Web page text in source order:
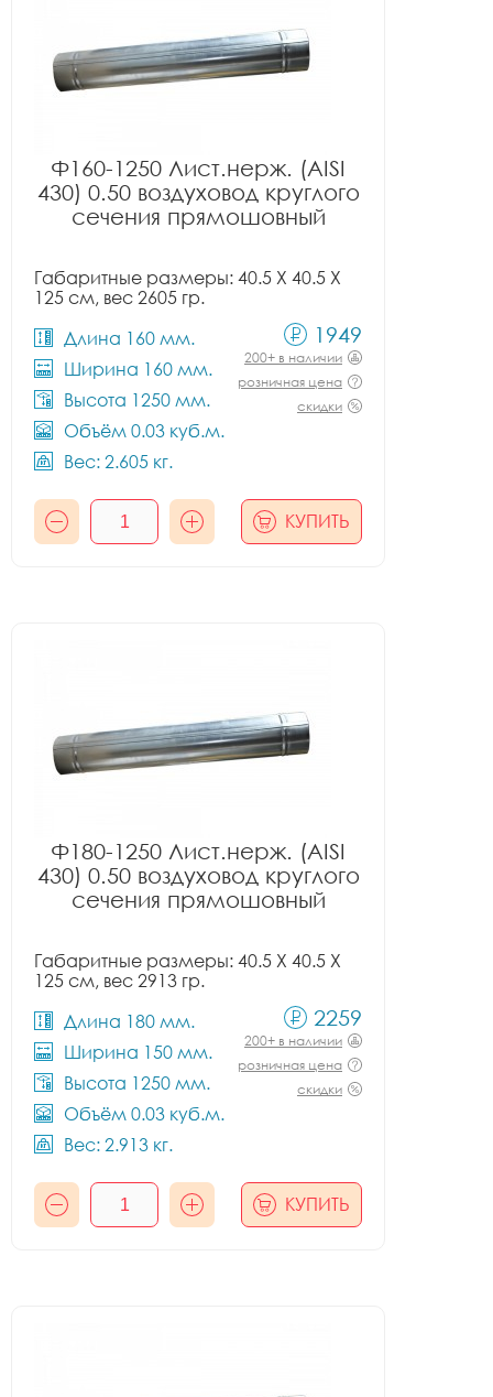
Ф160-1250 Лист.нерж. (AISI
430) 0.50 воздуховод круглого
сечения прямошовный
Габаритные размеры: 40.5 X 40.5 X
125 см, вес 2605 гр.
Длина 160 мм.
Ширина 160 мм.
Высота 1250 мм.
Объём 0.03 куб.м.
Вес: 2.605 кг.
1949
200+ в наличии
розничная цена
скидки
КУПИТЬ
Ф180-1250 Лист.нерж. (AISI
430) 0.50 воздуховод круглого
сечения прямошовный
Габаритные размеры: 40.5 X 40.5 X
125 см, вес 2913 гр.
Длина 180 мм.
Ширина 150 мм.
Высота 1250 мм.
Объём 0.03 куб.м.
Вес: 2.913 кг.
2259
200+ в наличии
розничная цена
скидки
КУПИТЬ